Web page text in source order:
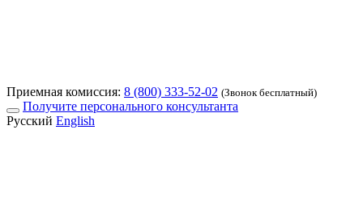
Приемная комиссия: 8 (800) 333-52-02 (Звонок бесплатный)
Получите персонального консультанта
Русский English